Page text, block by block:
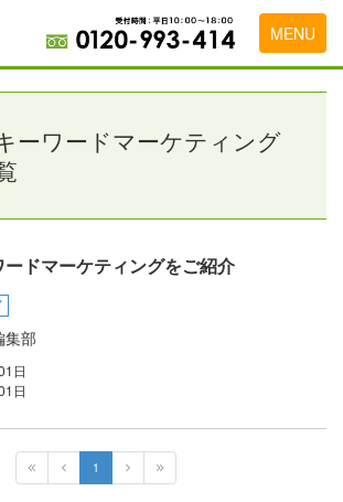
MENU
えの方
をお考えの方
作会社様へ
用開始までの流れ
ーワードマーケティング
ドマーケティングをご紹介
集部
日
日
1